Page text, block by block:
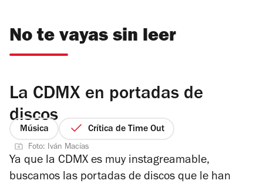
No te vayas sin leer
La CDMX en portadas de
discos
Música Crítica de Time Out
Foto: Iván Macías
Ya que la CDMX es muy instagreamable,
buscamos las portadas de discos que le han